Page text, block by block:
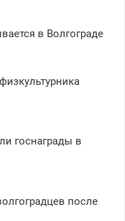
в Волгограде
госнаграды в
после